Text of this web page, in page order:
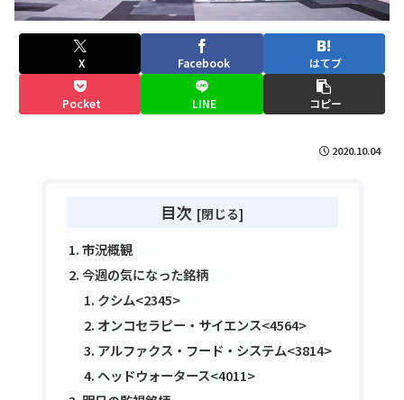
X Facebook はてブ
Pocket LINE コピー
2020.10.04
目次
市況概観
今週の気になった銘柄
クシム<2345>
オンコセラピー・サイエンス<4564>
アルファクス・フード・システム<3814>
ヘッドウォータース<4011>